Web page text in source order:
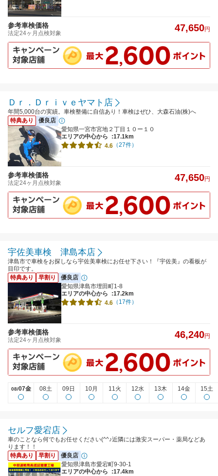
参考車検価格
法定24ヶ月点検対象 47,650円
Ｄｒ．Ｄｒｉｖｅヤマト店
年間5,000台の実績。車検整備に自信あり！車検はぜひ、大森石油(株)へ
特典あり
優良店
愛知県一宮市宮地２丁目１０ー１０
エリアの中心から
:17.1km
4.6 （27件）
参考車検価格
法定24ヶ月点検対象 47,650円
宇佐美車検 津島本店
津島市で車検をお探しなら宇佐美車検にお任せ下さい！『宇佐美』の看板が
目印です。
特典あり
早割り
優良店
愛知県津島市埋田町1-8
エリアの中心から
:17.2km
4.6 （17件）
参考車検価格
法定24ヶ月点検対象 46,240円
08/07金 08土 09日 10月 11火 12水 13木 14金 15土
セルフ愛宕店
車のことなら何でもお任せください(^^♪近隣には激安スーパー・薬局などあ
ります！！
特典あり
早割り
優良店
愛知県津島市愛宕町9-30-1
エリアの中心から
:17.4km